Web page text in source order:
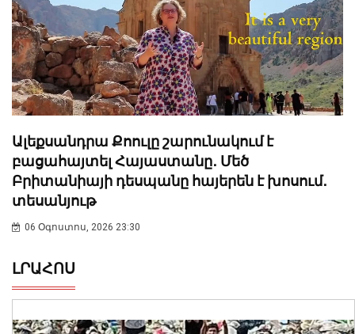
Ալեքսանդրա Քոուլը շարունակում է
բացահայտել Հայաստանը․ Մեծ
Բրիտանիայի դեսպանը հայերեն է խոսում․
տեսանյութ
06 Օգոստոս, 2026 23:30
ԼՐԱՀՈՍ